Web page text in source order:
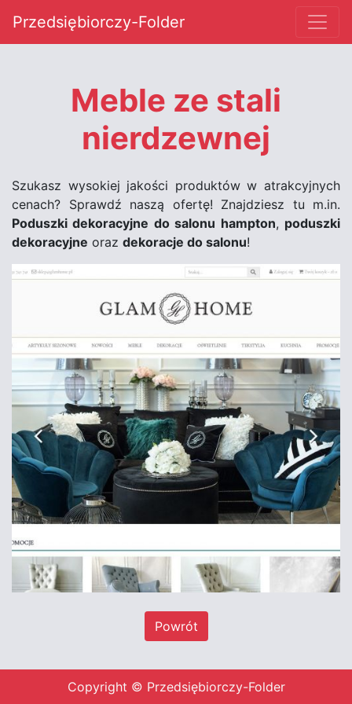
Przedsiębiorczy-Folder
Meble ze stali
nierdzewnej
Szukasz wysokiej jakości produktów w atrakcyjnych
cenach? Sprawdź naszą ofertę! Znajdziesz tu m.in.
Poduszki dekoracyjne do salonu hampton, poduszki
dekoracyjne oraz dekoracje do salonu!
Powrót
Copyright © Przedsiębiorczy-Folder